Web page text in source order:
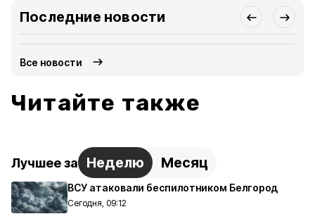
Последние новости
Все новости
Читайте также
Лучшее за Неделю Месяц
ВСУ атаковали беспилотником Белгород
Сегодня, 09:12